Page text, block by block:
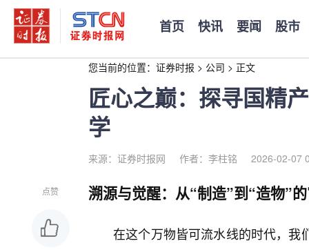
首页 快讯 要闻 股市
您当前的位置： 证券时报 > 公司 > 正文
匠心之巅：探寻国精
学
来源：证券时报网 作者：李柱铭 2026-02-07
点赞 溯源与觉醒：从“制造”到“造物”
在这个万物皆可流水线的时代，我